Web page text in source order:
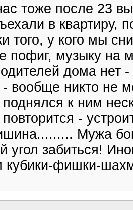
тоже после 23
в квартиру,
того, у кого мы
пофиг, музыку на
дома
- вообще никто не
к ним
-
Мужа
угол забиться!
кубики-фишки-